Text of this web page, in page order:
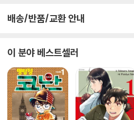
배송/반품/교환 안내
이 분야 베스트셀러